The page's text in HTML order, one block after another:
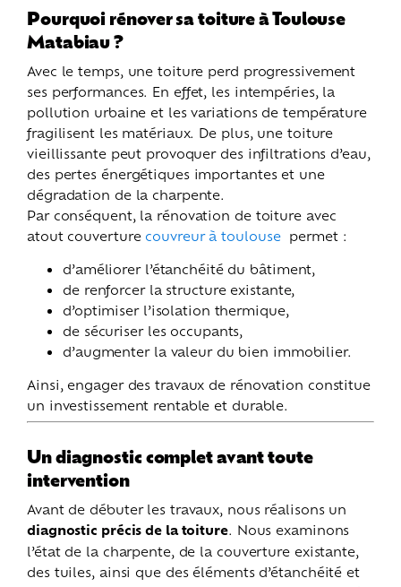
Pourquoi rénover sa toiture à Toulouse
Matabiau ?
Avec le temps, une toiture perd progressivement
ses performances. En effet, les intempéries, la
pollution urbaine et les variations de température
fragilisent les matériaux. De plus, une toiture
vieillissante peut provoquer des infiltrations d’eau,
des pertes énergétiques importantes et une
dégradation de la charpente.
Par conséquent, la rénovation de toiture avec
atout couverture couvreur à toulousepermet :
d’améliorer l’étanchéité du bâtiment,
de renforcer la structure existante,
d’optimiser l’isolation thermique,
de sécuriser les occupants,
d’augmenter la valeur du bien immobilier.
Ainsi, engager des travaux de rénovation constitue
un investissement rentable et durable.
Un diagnostic complet avant toute
intervention
Avant de débuter les travaux, nous réalisons un
diagnostic précis de la toiture. Nous examinons
l’état de la charpente, de la couverture existante,
des tuiles, ainsi que des éléments d’étanchéité et